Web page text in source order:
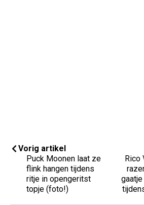
Vorig artikel
Puck Moonen laat ze
flink hangen tijdens
ritje in opengeritst
topje (foto!)
Rico